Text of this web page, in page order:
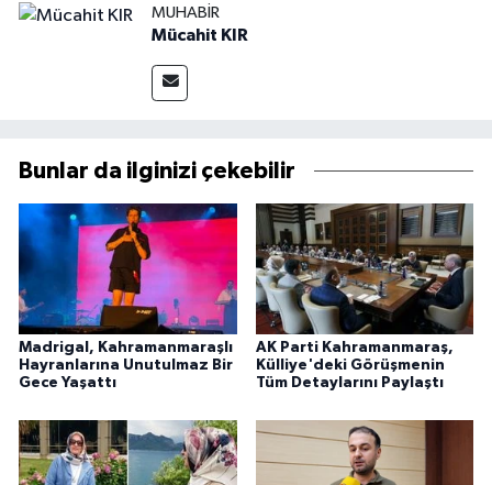
MUHABIR
Mücahit KIR
Bunlar da ilginizi çekebilir
Madrigal, Kahramanmaraşlı
Hayranlarına Unutulmaz Bir
Gece Yaşattı
AK Parti Kahramanmaraş,
Külliye'deki Görüşmenin
Tüm Detaylarını Paylaştı